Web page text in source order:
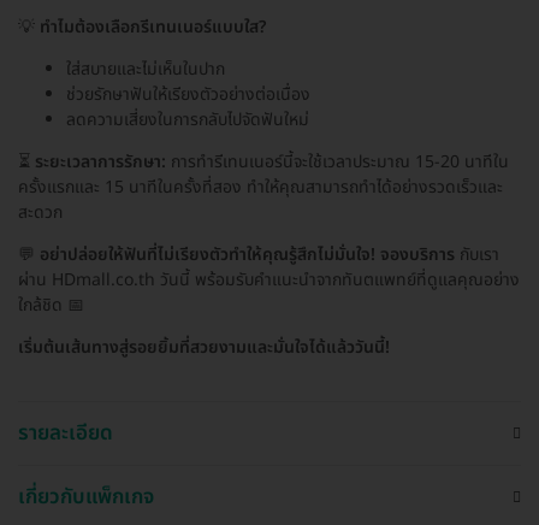
💡 ทำไมต้องเลือกรีเทนเนอร์แบบใส?
ใส่สบายและไม่เห็นในปาก
ช่วยรักษาฟันให้เรียงตัวอย่างต่อเนื่อง
ลดความเสี่ยงในการกลับไปจัดฟันใหม่
⏳ ระยะเวลาการรักษา: การทำรีเทนเนอร์นี้จะใช้เวลาประมาณ 15-20 นาทีใน
ครั้งแรกและ 15 นาทีในครั้งที่สอง ทำให้คุณสามารถทำได้อย่างรวดเร็วและ
สะดวก
💬 อย่าปล่อยให้ฟันที่ไม่เรียงตัวทำให้คุณรู้สึกไม่มั่นใจ! จองบริการ กับเรา
ผ่าน HDmall.co.th วันนี้ พร้อมรับคำแนะนำจากทันตแพทย์ที่ดูแลคุณอย่าง
ใกล้ชิด 📅
เริ่มต้นเส้นทางสู่รอยยิ้มที่สวยงามและมั่นใจได้แล้ววันนี้!
รายละเอียด
เกี่ยวกับแพ็กเกจ